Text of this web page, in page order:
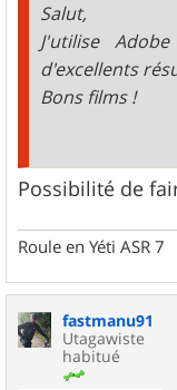
Salut,
J'utilise
d'excellents
Bons films !
Possibilité de
Roule en Yéti ASR 7
fastmanu91
Utagawiste
habitué